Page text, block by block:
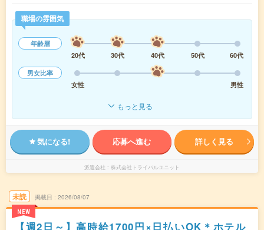
職場の雰囲気
年齢層
20代
30代 40代 50代
60代
男女比率
女性
男性
もっと見る
気になる! 応募へ進む 詳しく見る
派遣会社 株式会社トライバルユニット
未読
NEW
掲載日 2026/08/07
【週2日～】高時給1700円×日払いOK＊ホテル